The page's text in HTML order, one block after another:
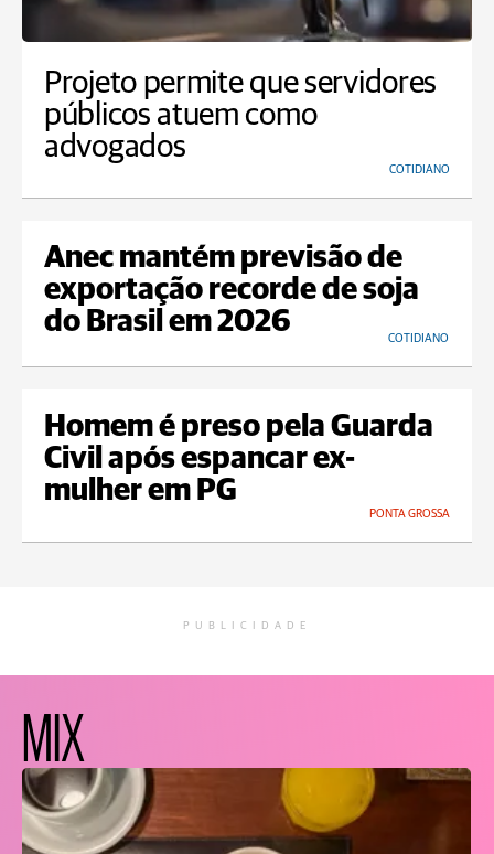
Projeto permite que servidores
públicos atuem como
advogados
COTIDIANO
Anec mantém previsão de
exportação recorde de soja
do Brasil em 2026
COTIDIANO
Homem é preso pela Guarda
Civil após espancar ex-
mulher em PG
PONTA GROSSA
PUBLICIDADE
MIX